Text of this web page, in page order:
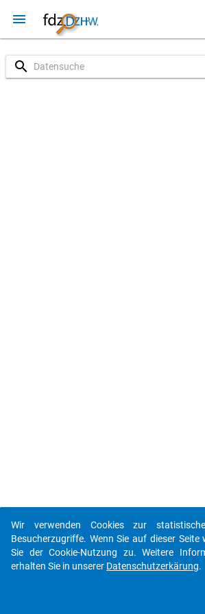
menu
search
Wir verwenden Cookies zur
Besucherzugriffe. Wenn Sie auf dieser Seite
Sie der Cookie-Nutzung zu. Weitere
erhalten Sie in unserer Datenschutzerkärung.